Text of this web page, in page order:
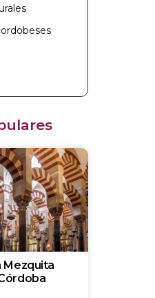
Mezquita